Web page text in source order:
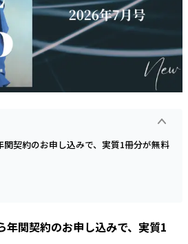
関契約のお申し込みで、実質1冊分が無料
年関契約のお申し込みで、実質1